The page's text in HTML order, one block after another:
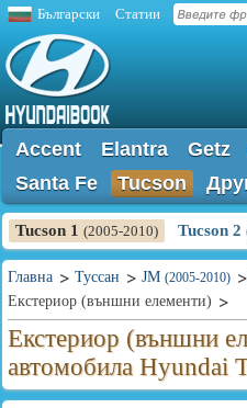
Български Статии
Accent Elantra Getz
Santa Fe
Tucson
Tucson 1 (2005-2010) Tucson 2
Главна Туссан JM (2005-2010)
Екстериор (външни елементи)
Екстериор (външни
автомобила Hyundai